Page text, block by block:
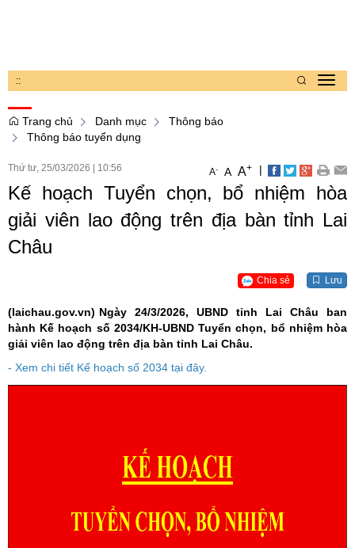
::
Trang chủ
Danh mục
Thông báo
Thông báo tuyển dụng
Thứ tư, 25/03/2026 10:56 A- A A+ |
Kế hoạch Tuyển chọn, bổ nhiệm hòa
giải viên lao động trên địa bàn tỉnh Lai
Châu
Chia sẻ Lưu
(laichau.gov.vn) Ngày 24/3/2026, UBND tỉnh Lai Châu ban
hành Kế hoạch số 2034/KH-UBND Tuyển chọn, bổ nhiệm hòa
giải viên lao động trên địa bàn tỉnh Lai Châu.
- Xem chi tiết Kế hoạch số 2034 tại đây.